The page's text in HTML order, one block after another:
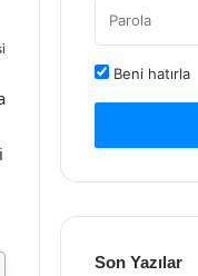
Beni hatırla
Son Yazılar